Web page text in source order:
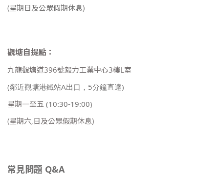
(星期日及公眾假期休息)
觀塘自提點：
九龍觀塘道396號毅力工業中心3樓L室
(鄰近觀塘港鐵站A出口，5分鐘直達)
星期一至五 (10:30-19:00)
(星期六,日及公眾假期休息)
常見問題 Q&A